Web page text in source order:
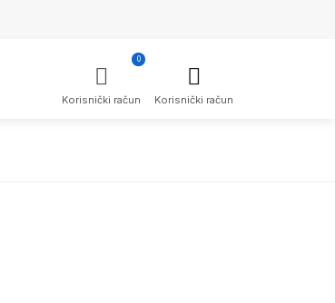
0
Korisnički račun Korisnički račun